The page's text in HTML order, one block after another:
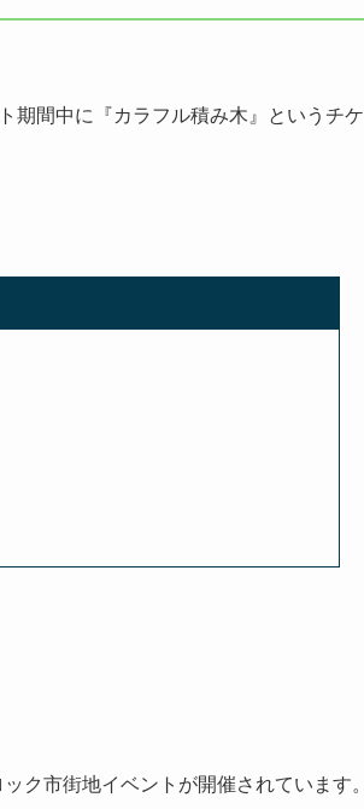
期間中に『カラフル積み木』というチケ
ク市街地イベントが開催されています。